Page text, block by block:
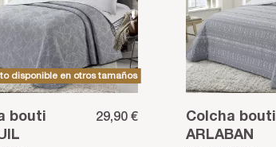
disponible en otros tamaños
bouti
29,90 €
Colcha bouti
ARLABAN